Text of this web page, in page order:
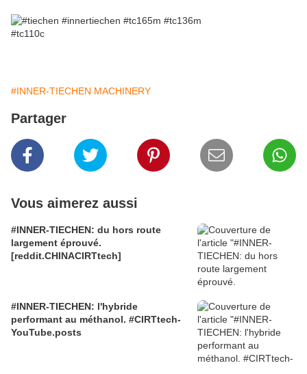
#INNER-TIECHEN MACHINERY
Partager
Vous aimerez aussi
#INNER-TIECHEN: du hors route
largement éprouvé.
[reddit.CHINACIRTtech]
#INNER-TIECHEN: l'hybride
performant au méthanol. #CIRTtech-
YouTube.posts